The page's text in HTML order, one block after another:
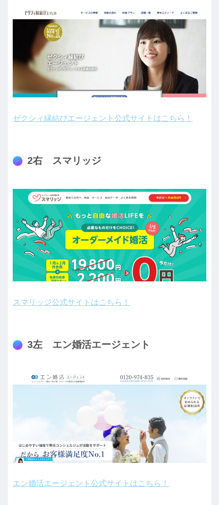
ゼクシィ縁結びエージェント公式サイトはこちら！
2右 スマリッジ
スマリッジ公式サイトはこちら！
3左 エン婚活エージェント
エン婚活エージェント公式サイトはこちら！